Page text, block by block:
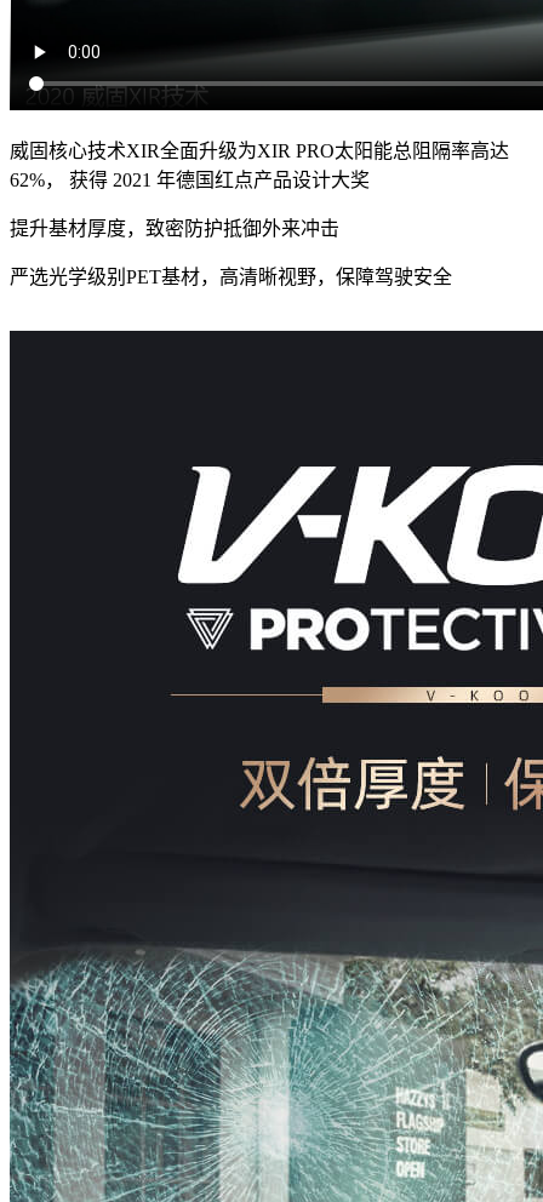
威固核心技术XIR全面升级为XIR PRO太阳能总阻隔率高达
62%， 获得 2021 年德国红点产品设计大奖
提升基材厚度，致密防护抵御外来冲击
严选光学级别PET基材，高清晰视野，保障驾驶安全